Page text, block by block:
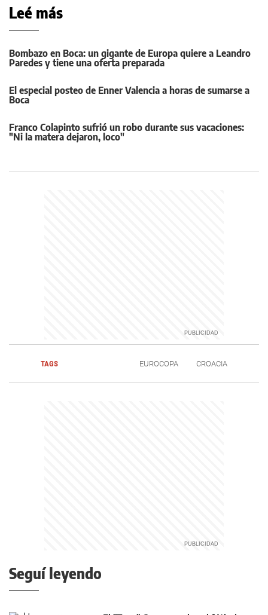
Leé más
Bombazo en Boca: un gigante de Europa quiere a Leandro
Paredes y tiene una oferta preparada
El especial posteo de Enner Valencia a horas de sumarse a
Boca
Franco Colapinto sufrió un robo durante sus vacaciones:
"Ni la matera dejaron, loco"
TAGS EUROCOPA CROACIA
Seguí leyendo